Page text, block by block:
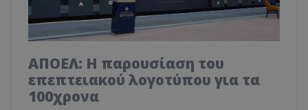
ΑΠΟΕΛ: Η παρουσίαση του
επεπτειακού λογοτύπου για τα
100χρονα